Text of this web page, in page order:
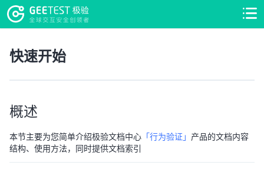
>
快速开始
概述
本节主要为您简单介绍极验文档中心 「行为验证」 产品的文档内容
结构、使用方法，同时提供文档索引